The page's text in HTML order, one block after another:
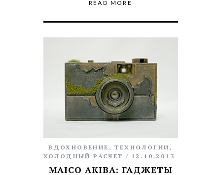
READ MORE
ВДОХНОВЕНИЕ ,ТЕХНОЛОГИИ ,
ХОЛОДНЫЙ РАСЧЕТ
12.10.2013
MAICO AKIBA: ГАДЖЕТЫ